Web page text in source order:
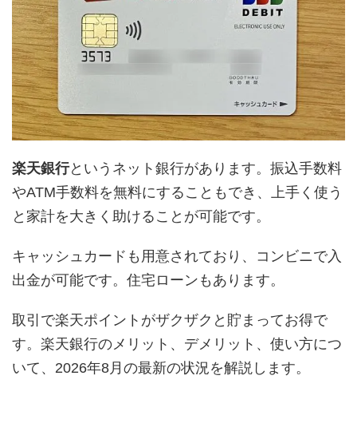
楽天銀行というネット銀行があります。振込手数料
やATM手数料を無料にすることもでき、上手く使う
と家計を大きく助けることが可能です。
キャッシュカードも用意されており、コンビニで入
出金が可能です。住宅ローンもあります。
取引で楽天ポイントがザクザクと貯まってお得で
す。楽天銀行のメリット、デメリット、使い方につ
いて、2026年8月の最新の状況を解説します。